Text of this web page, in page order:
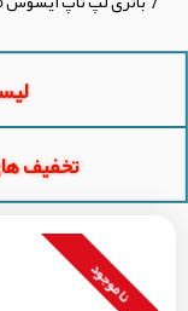
تخفیف های بالای
نا موجود